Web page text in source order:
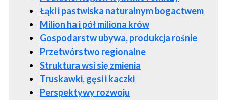
Łąki i pastwiska naturalnym bogactwem
Milion ha i pół miliona krów
Gospodarstw ubywa, produkcja rośnie
Przetwórstwo regionalne
Struktura wsi się zmienia
Truskawki, gęsi i kaczki
Perspektywy rozwoju